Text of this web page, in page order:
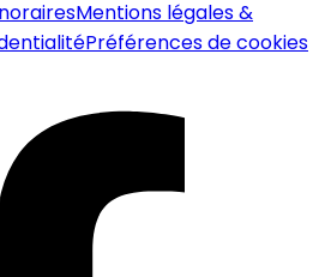
Mentions légales &
Préférences de cookies